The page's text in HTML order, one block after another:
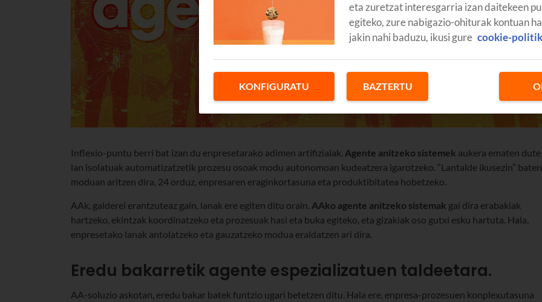
Inflexio-puntu berri bat izan du enpresetarako adimen artifizialak. Agente anitzeko sistemek aukera ematen dute
lan isolatuak automatizatzetik prozesu osoak modu autonomoan kudeatzera igarotzeko. “Lantalde ikusezin” baten
moduan aritzen dira, 24 orduz, enpresaren eraginkortasuna eta produktibitatea hobetzeko.
AAk, galderei erantzuteaz gain, lanak ere egiten ditu orain. AAko agente anitzeko sistemak gai dira erabakiak
hartzeko, ekintzak koordinatzeko eta prozesuak hasi eta buka egiteko, eta gizakiak oso gutxi esku hartuta. Hala,
enpresetako lanak antolatzeko eta gauzatzeko modua eraldatzen ari dira.
Eredu bakarretik agente espezializatuen taldeetara.
AA-soluzio askotan, eredu bakar batek funtzio ugari betetzen ditu. Hala ere, enpresa-prozesuen konplexutasuna
eta zuretzat interesgarria izan daitekeen
egiteko, zure nabigazio-ohiturak kontuan
jakin nahi baduzu, ikusi gure cookie-
KONFIGURATU BAZTERTU